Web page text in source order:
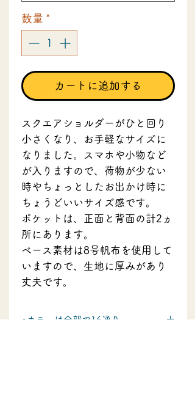
数量 *
カートに追加する
スクエアショルダーがひと回り
小さくなり、お手軽なサイズに
なりました。スマホや小物など
が入りますので、荷物が少ない
時やちょっとしたお出かけ時に
ちょうどいいサイズ感です。
ポケットは、正面と背面の計2ヵ
所にあります。
ベース素材は8号帆布を使用して
いますので、生地に厚みがあり
丈夫です。
●カラーは全部で16通り